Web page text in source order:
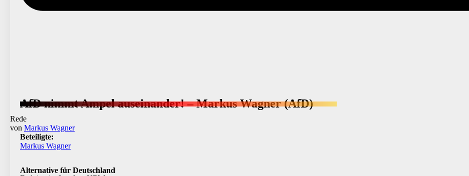
AfD nimmt Ampel auseinander! – Markus Wagner (AfD)
Rede
von Markus Wagner
Beteiligte:
Markus Wagner
Alternative für Deutschland